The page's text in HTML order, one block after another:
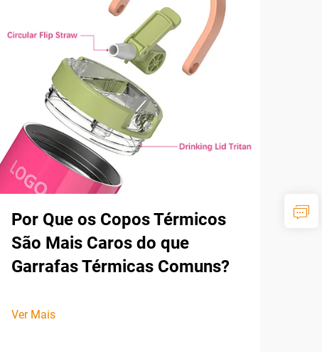
Por Que os Copos Térmicos
São Mais Caros do que
Garrafas Térmicas Comuns?
Ver Mais